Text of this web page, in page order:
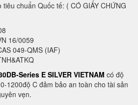
chuẩn Quốc tế: ( CÓ GIẤY CHỨNG
16/0059
049-QMS (IAF)
Series E SILVER VIETNAM có độ
1200độ C đảm bảo an toàn cho tài sản
vẹn.